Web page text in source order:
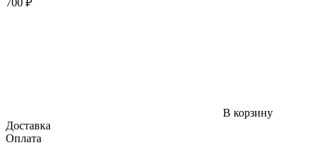
В корзину
Доставка
Оплата